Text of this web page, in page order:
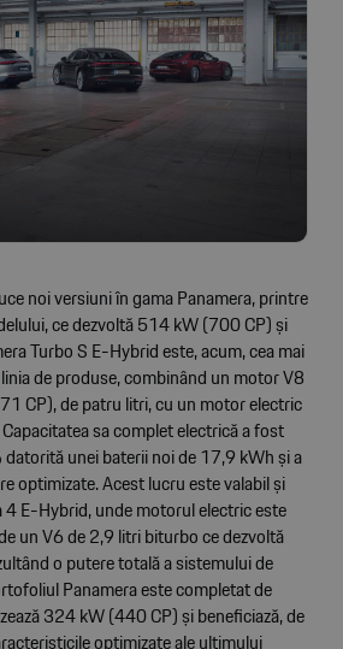
noi versiuni în gama Panamera, printre
ce dezvoltă 514 kW (700 CP) și
Turbo S E-Hybrid este, acum, cea mai
de produse, combinând un motor V8
CP), de patru litri, cu un motor electric
sa complet electrică a fost
unei baterii noi de 17,9 kWh și a
optimizate. Acest lucru este valabil și
E-Hybrid, unde motorul electric este
un V6 de 2,9 litri biturbo ce dezvoltă
o putere totală a sistemului de
Panamera este completat de
324 kW (440 CP) și beneficiază, de
optimizate ale ultimului